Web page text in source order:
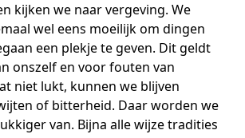
kijken we naar vergeving. We
wel eens moeilijk om dingen
een plekje te geven. Dit geldt
onszelf en voor fouten van
niet lukt, kunnen we blijven
of bitterheid. Daar worden we
van. Bijna alle wijze tradities